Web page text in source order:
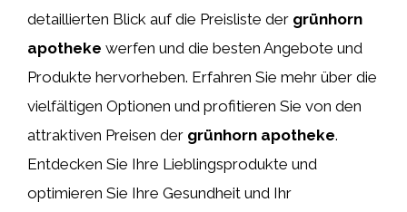
detaillierten Blick auf die Preisliste der grünhorn
apotheke werfen und die besten Angebote und
Produkte hervorheben. Erfahren Sie mehr über die
vielfältigen Optionen und profitieren Sie von den
attraktiven Preisen der grünhorn apotheke.
Entdecken Sie Ihre Lieblingsprodukte und
optimieren Sie Ihre Gesundheit und Ihr